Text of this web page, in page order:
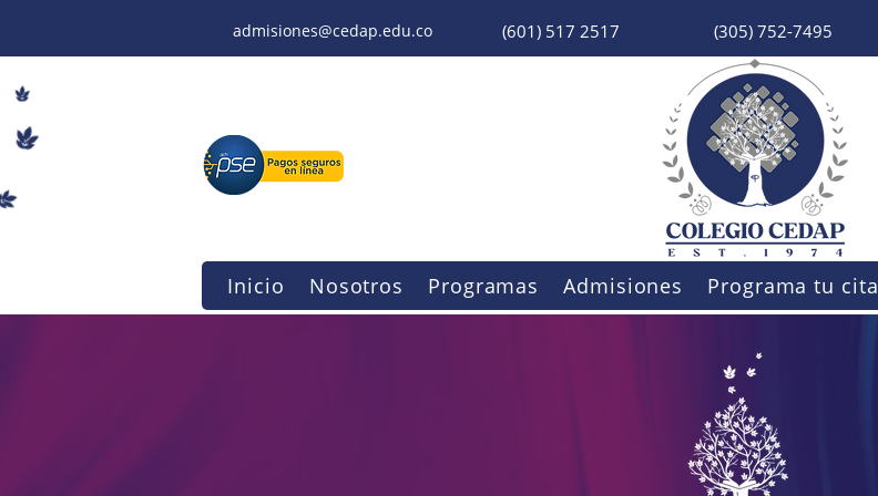
admisiones@cedap.edu.co (601) 517 2517 (305) 752-7495
Inicio Nosotros Programas Admisiones Programa tu cita